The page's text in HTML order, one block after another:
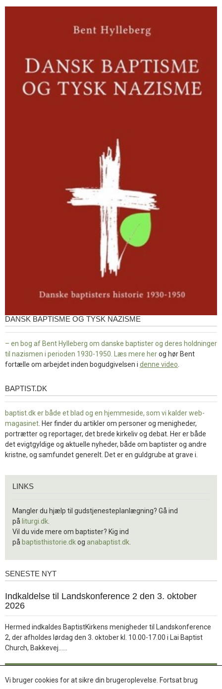
DANSK BAPTISME OG TYSK NAZISME
– en bog af Bent Hylleberg om danske baptister og deres holdninger
til nazismen i perioden 1930-1950. Læs mere herog hør Bent
fortælle om arbejdet inden bogudgivelsen i denne video
baptist.dk
BAPTIST.DK
baptist.dk er både et blad og en hjemmeside, som vi kalder web-
magasinet . Her finder du artikler om personer og menigheder,
portrætter og reportager, det brede kirkeliv og debat. Her er både
det evigtgyldige og aktuelle nyheder, både om baptister og andre
kristne, og samfundet generelt. Det er en guldgrube at grave i.
LINKS
Mangler du hjælp til gudstjenesteplanlægning? Gå ind
på liturgi.dk
Vil du vide mere om baptister? Kig ind
på baptisthistorie.dkog anabaptist.dk
Seneste
SENESTE NYT
1.
jul.
Indkaldelse til Landskonference 2 den 3. oktober
2026
Hermed indkaldes BaptistKirkens menigheder til Landskonference
2, der afholdes lørdag den 3. oktober kl. 10.00-17.00 i Lai Baptist
Church, Bakkevej……
Læs mere
Vi bruger cookies for at sikre din brugeroplevelse. Fortsat brug